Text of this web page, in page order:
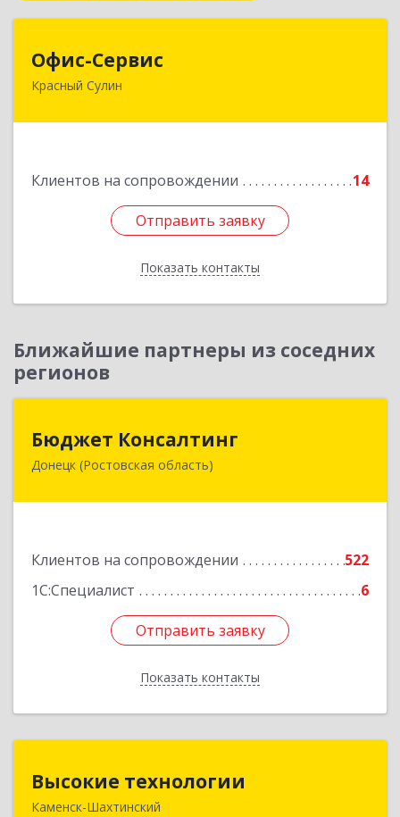
Офис-Сервис
Красный Сулин
Клиентов на сопровождении 14
Отправить заявку
Показать контакты
346350, Ростовская обл, р-н Красносулинский,
Отправить заявку
Назад
Ближайшие партнеры из соседних
регионов
Бюджет Консалтинг
Донецк (Ростовская область)
Клиентов на сопровождении
522
1С:Специалист
6
Отправить заявку
Показать контакты
346338, Ростовская обл, г.о. Город Донецк,
Отправить заявку
Назад
Высокие технологии
Каменск-Шахтинский
347810, Ростовская обл, Каменск-Шахтинский г,